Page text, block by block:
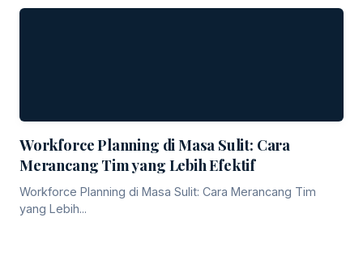
Workforce Planning di Masa Sulit: Cara
Merancang Tim yang Lebih Efektif
Workforce Planning di Masa Sulit: Cara Merancang Tim
yang Lebih...